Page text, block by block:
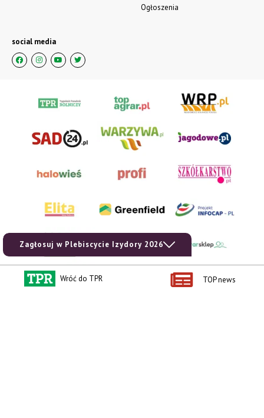
Zagłosuj w Plebiscycie Izydory 2026
Ogłoszenia
social media
Wróć do TPR TOP news